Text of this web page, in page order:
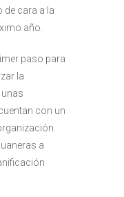
de cara a la
año.
paso para
la
con un
a